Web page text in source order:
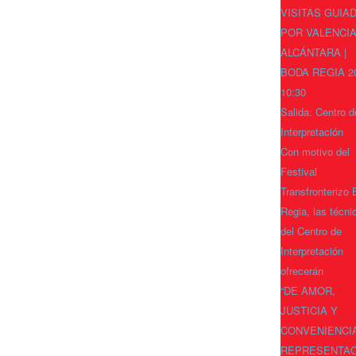
VISITAS
POR
ALCÁNTARA |
BODA REGIA
10:30
Salida: Centro
Interpretación
Con motivo del
Festival
Transfronterizo
Regia, las
del Centro de
Interpretación
ofrecerán
“DE AMOR,
JUSTICIA Y